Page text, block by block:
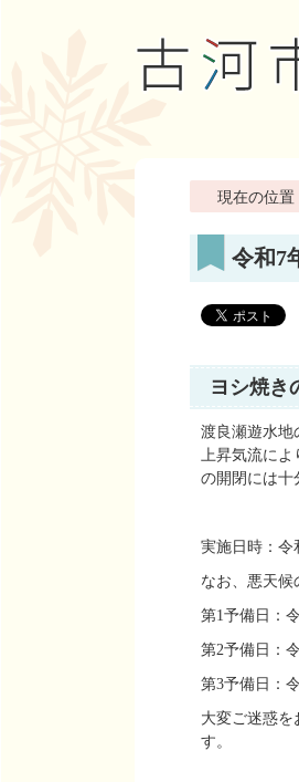
現在の位置
令和7
ヨシ焼き
渡良瀬遊水地
上昇気流に
の開閉には十
実施日時：令
なお、悪天候
第1予備日：
第2予備日：
第3予備日：
大変ご迷惑を
す。